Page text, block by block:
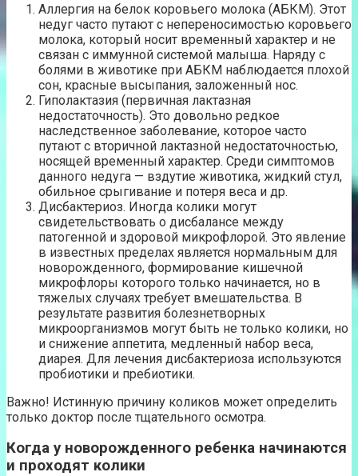
Аллергия на белок коровьего молока (АБКМ). Этот
недуг часто путают с непереносимостью коровьего
молока, который носит временный характер и не
связан с иммунной системой малыша. Наряду с
болями в животике при АБКМ наблюдается плохой
сон, красные высыпания, заложенный нос.
Гиполактазия (первичная лактазная
недостаточность). Это довольно редкое
наследственное заболевание, которое часто
путают с вторичной лактазной недостаточностью,
носящей временный характер. Среди симптомов
данного недуга — вздутие животика, жидкий стул,
обильное срыгивание и потеря веса и др.
Дисбактериоз. Иногда колики могут
свидетельствовать о дисбалансе между
патогенной и здоровой микрофлорой. Это явление
в известных пределах является нормальным для
новорожденного, формирование кишечной
микрофлоры которого только начинается, но в
тяжелых случаях требует вмешательства. В
результате развития болезнетворных
микроорганизмов могут быть не только колики, но
и снижение аппетита, медленный набор веса,
диарея. Для лечения дисбактериоза используются
пробиотики и пребиотики.
Важно! Истинную причину коликов может определить
только доктор после тщательного осмотра.
Когда у новорожденного ребенка начинаются
и проходят колики